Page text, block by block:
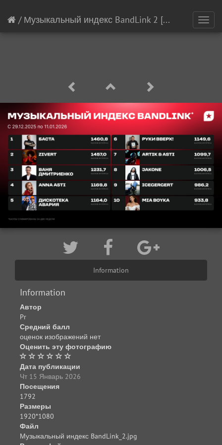
/ Музыкальный индекс BandLink 2 [651/21145]
Information
Information
Автор
Pr
Средний балл
оценок изображений нет
Оценить эту фотографию
Дата публикации
Чт 15 Январь 2026
Посещения
1792
Размеры
1920*1080
Файл
Музыкальный индекс BandLink_2.jpg